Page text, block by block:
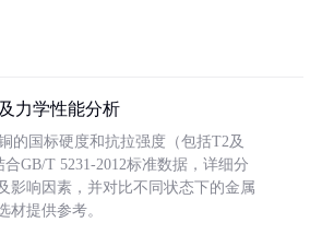
力学性能分析
的国标硬度和抗拉强度（包括T2及
GB/T 5231-2012标准数据，详细分
影响因素，并对比不同状态下的金属
材提供参考。